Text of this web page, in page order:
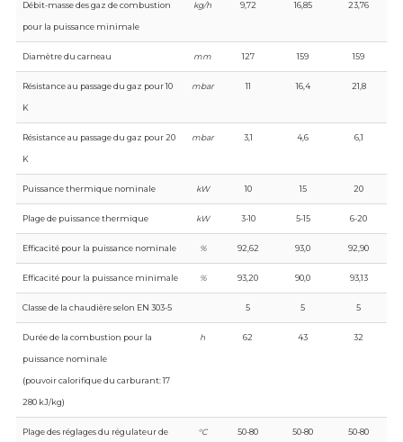
Débit-masse des gaz de combustion
pour la puissance minimale
kg/h 9,72 16,85 23,76
Diamètre du carneau mm 127 159 159
Résistance au passage du gaz pour 10
K
mbar 11 16,4 21,8
Résistance au passage du gaz pour 20
K
mbar 3,1 4,6 6,1
Puissance thermique nominale kW 10 15 20
Plage de puissance thermique kW 3-10 5-15 6-20
Efficacité pour la puissance nominale % 92,62 93,0 92,90
Efficacité pour la puissance minimale % 93,20 90,0 93,13
Classe de la chaudière selon EN 303-5 5 5 5
Durée de la combustion pour la
puissance nominale
(pouvoir calorifique du carburant: 17
280 kJ/kg)
h 62 43 32
Plage des réglages du régulateur de °C 50-80 50-80 50-80